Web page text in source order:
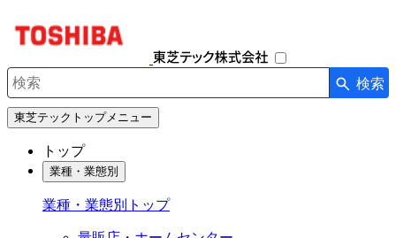
ー
検索キーワード入力 検索
東芝テックトップメニュー
トップ
業種・業態別
業種・業態別トップ